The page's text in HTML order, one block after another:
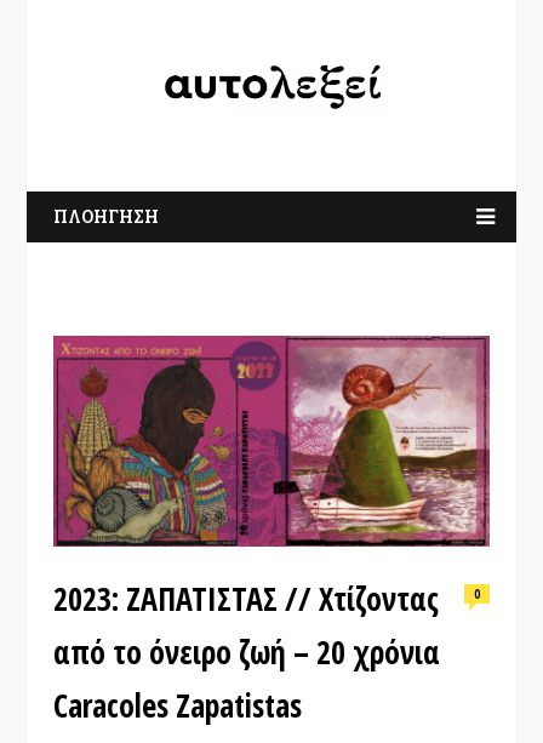
ΠΛΟΗΓΗΣΗ
2023: ΖΑΠΑΤΙΣΤΑΣ // Χτίζοντας
από το όνειρο ζωή – 20 χρόνια
Caracoles Zapatistas
0